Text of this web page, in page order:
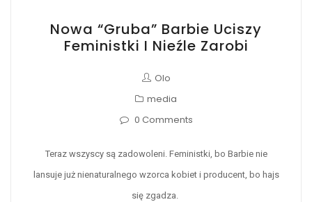
Nowa “Gruba” Barbie Uciszy
Feministki I Nieźle Zarobi
Olo
media
0 Comments
Teraz wszyscy są zadowoleni. Feministki, bo Barbie nie
lansuje już nienaturalnego wzorca kobiet i producent, bo hajs
się zgadza.